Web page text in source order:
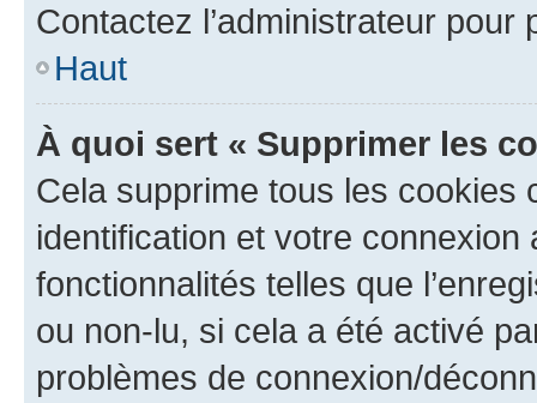
Contactez l’administrateur
Haut
À quoi sert « Supprimer les
Cela supprime tous les cookies
identification et votre
fonctionnalités telles que
ou non-lu, si cela a été activé
problèmes de connexion/